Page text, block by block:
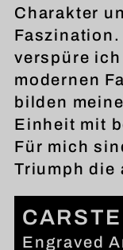
Engraved
Charakter
verspüre
modernen
bilden
Einheit mit
Für mich
Triumph die